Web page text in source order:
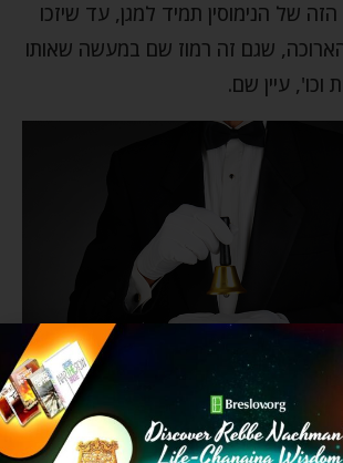
של הנימוסין תמיד למגן, עד שיזכו
שגם זה רמוז שם במעשה שאותו
עיין שם.
נימוסים, צריך פשוט לדעת מי מהם באמת
מגן עלינו…